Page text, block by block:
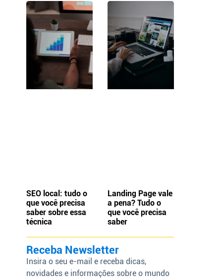
SEO local: tudo o
que você precisa
saber sobre essa
técnica
Landing Page vale
a pena? Tudo o
que você precisa
saber
Receba Newsletter
Insira o seu e-mail e receba dicas,
novidades e informações sobre o mundo